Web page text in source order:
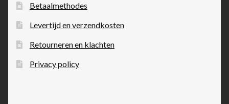
Betaalmethodes
Levertijd en verzendkosten
Retourneren en klachten
Privacy policy